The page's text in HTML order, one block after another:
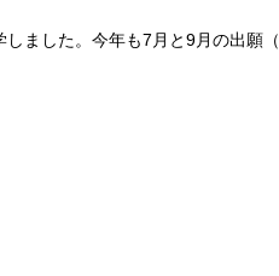
ました。今年も7月と9月の出願